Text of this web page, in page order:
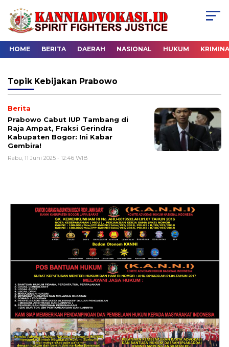
HOME BERITA DAERAH NASIONAL HUKUM
Topik Kebijakan Prabowo
Berita
Prabowo Cabut IUP Tambang di
Raja Ampat, Fraksi Gerindra
Kabupaten Bogor: Ini Kabar
Gembira!
Rabu, 11 Juni 2025 - 12:46 WIB